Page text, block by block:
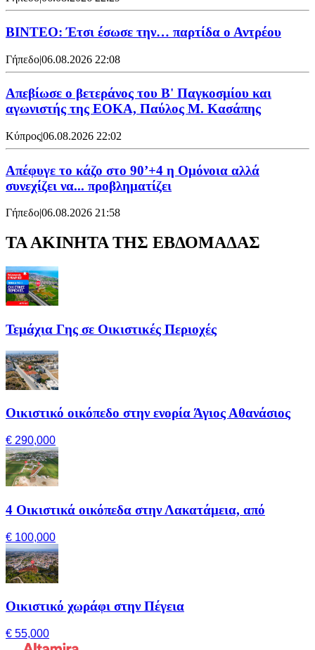
ΒΙΝΤΕΟ: Έτσι έσωσε την… παρτίδα ο Αντρέου
Γήπεδο|06.08.2026 22:08
Απεβίωσε ο βετεράνος του Β' Παγκοσμίου και
αγωνιστής της ΕΟΚΑ, Παύλος Μ. Κασάπης
Κύπρος|06.08.2026 22:02
Απέφυγε το κάζο στο 90’+4 η Ομόνοια αλλά
συνεχίζει να... προβληματίζει
Γήπεδο|06.08.2026 21:58
ΤΑ ΑΚΙΝΗΤΑ ΤΗΣ ΕΒΔΟΜΑΔΑΣ
Τεμάχια Γης σε Οικιστικές Περιοχές
Οικιστικό οικόπεδο στην ενορία Άγιος Αθανάσιος
€ 290,000
4 Οικιστικά οικόπεδα στην Λακατάμεια, από
€ 100,000
Οικιστικό χωράφι στην Πέγεια
€ 55,000